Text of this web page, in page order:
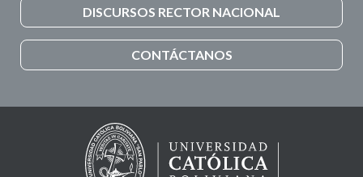
DISCURSOS RECTOR NACIONAL
CONTÁCTANOS